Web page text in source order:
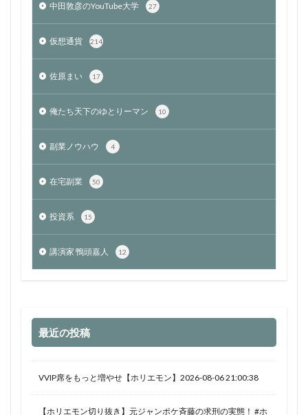
中田敦彦のYouTube大学 27
仮想通貨 214
佐原まい 17
俺たち天下のゆとりーマン 10
副業ノウハウ 4
在宅副業 50
投資系 15
講演家 鴨頭嘉人 12
最近の投稿
VVIP席をもっと増やせ【ホリエモン】2026-08-06 21:00:38
【ホリエモン切り抜き】元ジャンポケ斉藤の求刑の実態！ #ホ